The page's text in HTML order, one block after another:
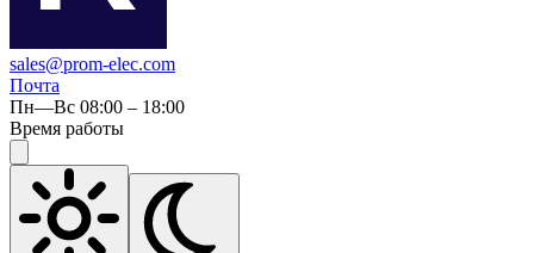
sales@prom-elec.com
Почта
Пн—Вс 08:00 – 18:00
Время работы